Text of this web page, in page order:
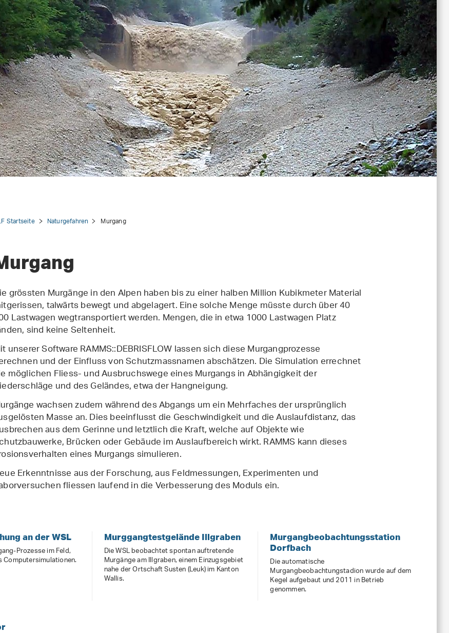
Startseite Naturgefahren Murgang
grössten Murgänge in den Alpen haben bis zu einer halben Million Kubikmeter Material
talwärts bewegt und abgelagert. Eine solche Menge müsste durch über 40
Lastwagen wegtransportiert werden. Mengen, die in etwa 1000 Lastwagen Platz
sind keine Seltenheit.
unserer Software RAMMS::DEBRISFLOW lassen sich diese Murgangprozesse
und der Einfluss von Schutzmassnamen abschätzen. Die Simulation errechnet
möglichen Fliess- und Ausbruchswege eines Murgangs in Abhängigkeit der
und des Geländes, etwa der Hangneigung.
wachsen zudem während des Abgangs um ein Mehrfaches der ursprünglich
Masse an. Dies beeinflusst die Geschwindigkeit und die Auslaufdistanz, das
aus dem Gerinne und letztlich die Kraft, welche auf Objekte wie
Brücken oder Gebäude im Auslaufbereich wirkt. RAMMS kann dieses
eines Murgangs simulieren.
Erkenntnisse aus der Forschung, aus Feldmessungen, Experimenten und
fliessen laufend in die Verbesserung des Moduls ein.
an der WSL
Prozesse im Feld,
Murggangtestgelände Illgraben
Die WSL beobachtet spontan auftretende
Murgänge am Illgraben, einem Einzugsgebiet
nahe der Ortschaft Susten (Leuk) im Kanton
Wallis.
Murgangbeobachtungsstation
Dorfbach
Die automatische
Murgangbeobachtungstadion wurde auf dem
Kegel aufgebaut und 2011 in Betrieb
genommen.